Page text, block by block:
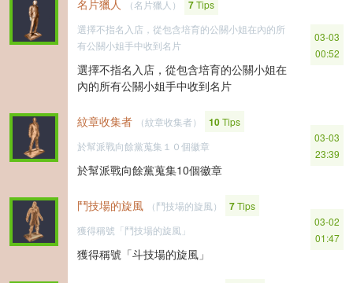
名片獵人 （名片獵人） 7Tips
選擇不指名入店，從包含培育的公關小姐在內的所
有公關小姐手中收到名片
選擇不指名入店，從包含培育的公關小姐在
內的所有公關小姐手中收到名片
03-03
00:52
紋章收集者 （紋章收集者） 10Tips
於幫派戰向餘黨蒐集１０個徽章
於幫派戰向餘黨蒐集10個徽章
03-03
23:39
鬥技場的旋風 （鬥技場的旋風） 7Tips
獲得稱號「鬥技場的旋風」
獲得稱號「斗技場的旋風」
03-02
01:47